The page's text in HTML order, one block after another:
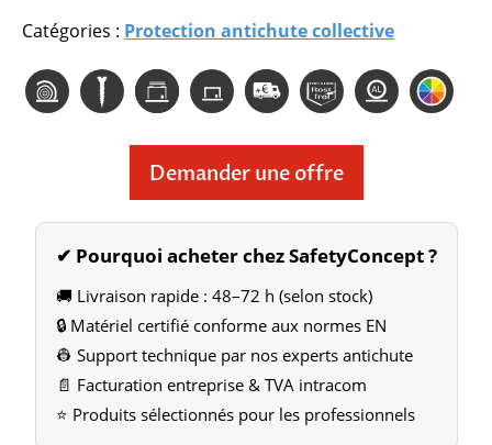
Catégories : Protection antichute collective
Demander une offre
✔ Pourquoi acheter chez SafetyConcept ?
🚚 Livraison rapide : 48–72 h (selon stock)
🔒 Matériel certifié conforme aux normes EN
👷 Support technique par nos experts antichute
📄 Facturation entreprise & TVA intracom
⭐ Produits sélectionnés pour les professionnels